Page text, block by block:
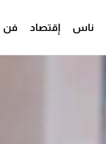
ناس إقتصاد فن